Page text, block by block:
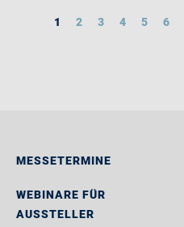
1 2 3 4 5 6
MESSETERMINE
WEBINARE FÜR
AUSSTELLER